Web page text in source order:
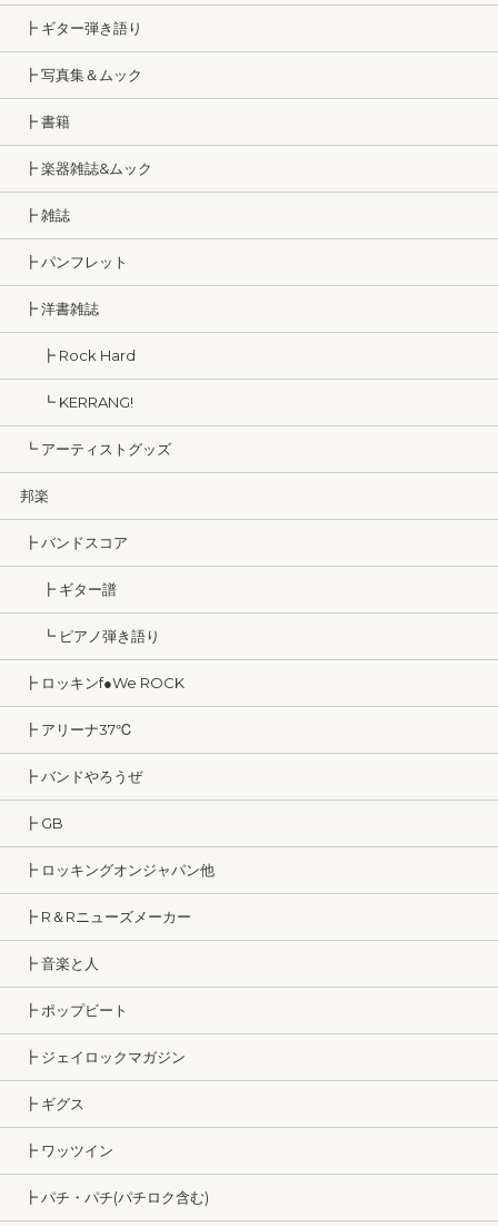
┣ ギター弾き語り
┣ 写真集＆ムック
┣ 書籍
┣ 楽器雑誌&ムック
┣ 雑誌
┣ パンフレット
┣ 洋書雑誌
┣ Rock Hard
┗ KERRANG!
┗ アーティストグッズ
邦楽
┣ バンドスコア
┣ ギター譜
┗ ピアノ弾き語り
┣ ロッキンf●We ROCK
┣ アリーナ37℃
┣ バンドやろうぜ
┣ GB
┣ ロッキングオンジャパン他
┣ R＆Rニューズメーカー
┣ 音楽と人
┣ ポップビート
┣ ジェイロックマガジン
┣ ギグス
┣ ワッツイン
┣ パチ・パチ(パチロク含む)